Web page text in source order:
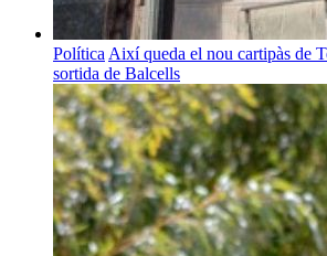
Política Així queda el nou cartipàs de
sortida de Balcells